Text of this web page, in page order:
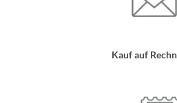
Kauf auf